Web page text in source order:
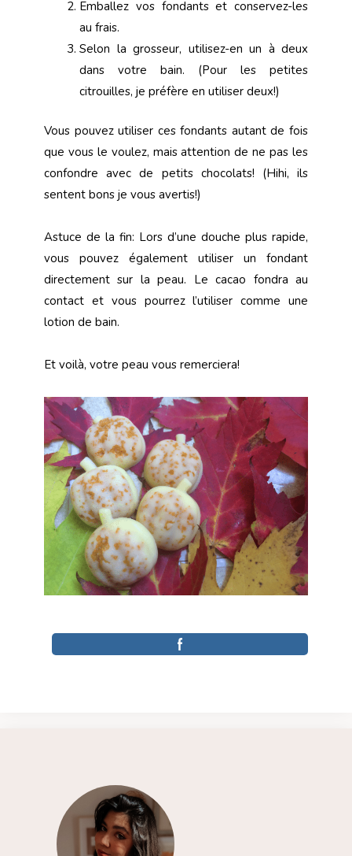
Emballez vos fondants et conservez-les
au frais.
Selon la grosseur, utilisez-en un à deux
dans votre bain. (Pour les petites
citrouilles, je préfère en utiliser deux!)
Vous pouvez utiliser ces fondants autant de fois
que vous le voulez, mais attention de ne pas les
confondre avec de petits chocolats! (Hihi, ils
sentent bons je vous avertis!)
Astuce de la fin: Lors d’une douche plus rapide,
vous pouvez également utiliser un fondant
directement sur la peau. Le cacao fondra au
contact et vous pourrez l’utiliser comme une
lotion de bain.
Et voilà, votre peau vous remerciera!